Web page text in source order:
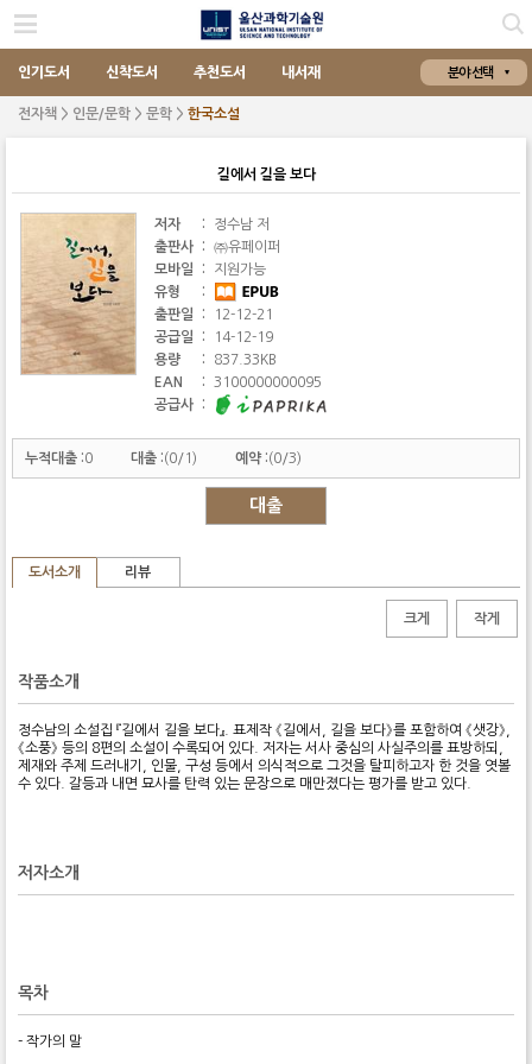
인기도서 신착도서 추천도서 내서재 분야 선택
전자책 > 인문/문학 > 문학 > 한국소설
길에서 길을 보다
저자 :
정수남 저
출판사
:
㈜유페이퍼
모바일
:
지원가능
유형
:
출판일
:
12-12-21
공급일
:
14-12-19
용량
:
837.33KB
EAN
:
3100000000095
공급사
:
누적대출 :0 대출 :(0/1) 예약 :(0/3)
대출
도서소개 리뷰
크게 작게
작품소개
정수남의 소설집 『길에서 길을 보다』. 표제작 《길에서, 길을 보다》를 포함하여 《샛강》,
《소풍》 등의 8편의 소설이 수록되어 있다. 저자는 서사 중심의 사실주의를 표방하되,
제재와 주제 드러내기, 인물, 구성 등에서 의식적으로 그것을 탈피하고자 한 것을 엿볼
수 있다. 갈등과 내면 묘사를 탄력 있는 문장으로 매만졌다는 평가를 받고 있다.
저자소개
목차
- 작가의 말